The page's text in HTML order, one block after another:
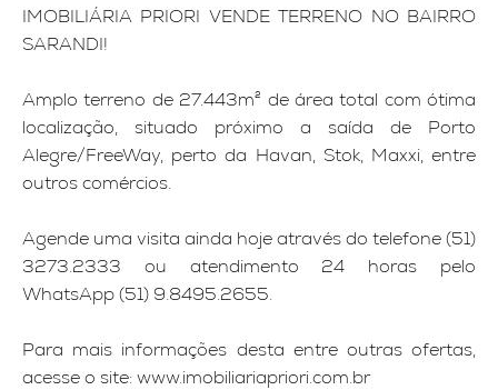
IMOBILIÁRIA PRIORI VENDE TERRENO NO BAIRRO
SARANDI!
Amplo terreno de 27.443m² de área total com ótima
localização, situado próximo a saída de Porto
Alegre/FreeWay, perto da Havan, Stok, Maxxi, entre
outros comércios.
Agende uma visita ainda hoje através do telefone (51)
3273.2333 ou atendimento 24 horas pelo
WhatsApp (51) 9.8495.2655.
Para mais informações desta entre outras ofertas,
acesse o site: www.imobiliariapriori.com.br